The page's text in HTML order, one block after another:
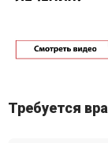
Требуется